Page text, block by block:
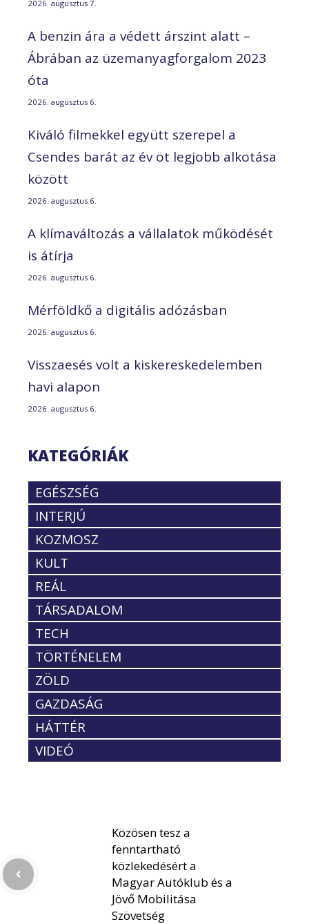
2026. augusztus 7.
A benzin ára a védett árszint alatt –
Ábrában az üzemanyagforgalom 2023
óta
2026. augusztus 6.
Kiváló filmekkel együtt szerepel a
Csendes barát az év öt legjobb alkotása
között
2026. augusztus 6.
A klímaváltozás a vállalatok működését
is átírja
2026. augusztus 6.
Mérföldkő a digitális adózásban
2026. augusztus 6.
Visszaesés volt a kiskereskedelemben
havi alapon
2026. augusztus 6.
KATEGÓRIÁK
EGÉSZSÉG
INTERJÚ
KOZMOSZ
KULT
REÁL
TÁRSADALOM
TECH
TÖRTÉNELEM
ZÖLD
GAZDASÁG
HÁTTÉR
VIDEÓ
Közösen tesz a
fenntartható
közlekedésért a
Magyar Autóklub és a
Jövő Mobilitása
Szövetség